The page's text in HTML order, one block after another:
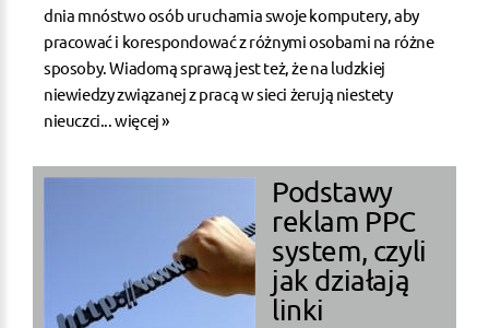
dnia mnóstwo osób uruchamia swoje komputery, aby
pracować i korespondować z różnymi osobami na różne
sposoby. Wiadomą sprawą jest też, że na ludzkiej
niewiedzy związanej z pracą w sieci żerują niestety
nieuczci...więcej »
Podstawy
reklam PPC
system, czyli
jak działają
linki